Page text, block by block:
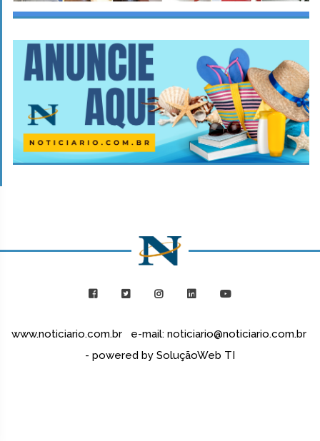
www.noticiario.com.br e-mail: noticiario@noticiario.com.br
- powered by SoluçãoWeb TI